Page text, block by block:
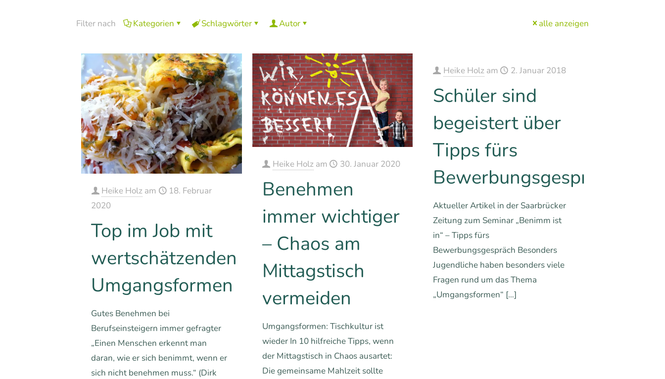
Filter nach Kategorien Schlagwörter Autor alle anzeigen
Heike Holz am
18. Februar
2020
Top im Job mit
wertschätzenden
Umgangsformen
Gutes Benehmen bei
Berufseinsteigern immer gefragter
„Einen Menschen erkennt man
daran, wie er sich benimmt, wenn er
sich nicht benehmen muss.“ (Dirk
Heike Holz am 30. Januar 2020
Benehmen
immer wichtiger
– Chaos am
Mittagstisch
vermeiden
Umgangsformen: Tischkultur ist
wieder In 10 hilfreiche Tipps, wenn
der Mittagstisch in Chaos ausartet:
Die gemeinsame Mahlzeit sollte
Heike Holz am 2. Januar 2018
Schüler sind
begeistert über
Tipps fürs
Bewerbungsgespräch
Aktueller Artikel in der Saarbrücker
Zeitung zum Seminar „Benimm ist
in“ – Tipps fürs
Bewerbungsgespräch Besonders
Jugendliche haben besonders viele
Fragen rund um das Thema
„Umgangsformen“ […]